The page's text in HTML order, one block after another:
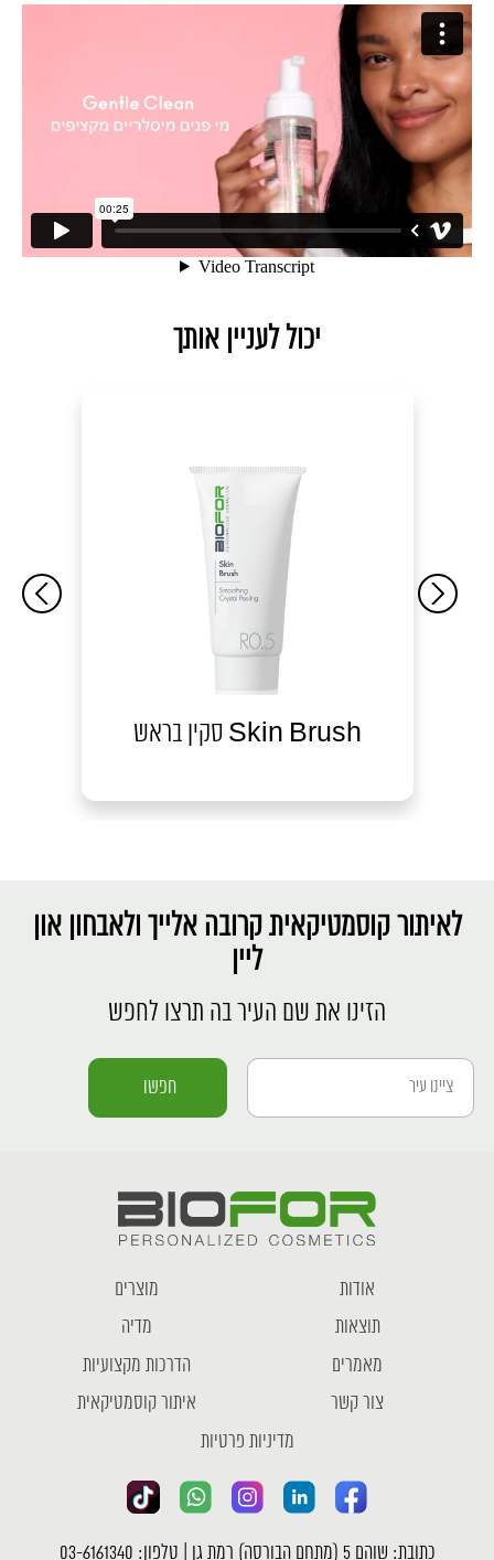
יכול לעניין אותך
סקין בראש Skin Brush
לאיתור קוסמטיקאית קרובה אלייך ולאבחון און
ליין
הזינו את שם העיר בה תרצו לחפש
אודות
מוצרים
תוצאות
מדיה
מאמרים
הדרכות מקצועיות
צור קשר
איתור קוסמטיקאית
מדיניות פרטיות
כתובת: שוהם 5 (מתחם הבורסה) רמת גן | טלפון: 03-6161340